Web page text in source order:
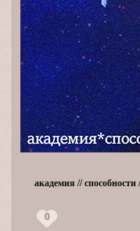
академия //
0